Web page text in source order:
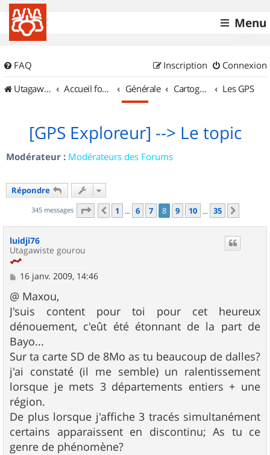
Menu
FAQ Connexion
Inscription
UtagawaVTT (Randos VTT et VTTAE avec traces GPS)
Accueil forum Générale Cartographie et GPS Les GPS
[GPS Exploreur] --> Le topic
Modérateur : Modérateurs des Forums
Répondre
345 messages Page 8sur 35
Précédent
1 … 6 7 8 9 10 … 35
luidji76
Utagawiste gourou
M
s
s
a
g
e
16 janv. 2009, 14:46
@ Maxou,
J'suis content pour toi pour cet heureux
dénouement, c'eût été étonnant de la part de
Bayo...
Sur ta carte SD de 8Mo as tu beaucoup de dalles?
j'ai constaté (il me semble) un ralentissement
lorsque je mets 3 départements entiers + une
région.
De plus lorsque j'affiche 3 tracés simultanément
certains apparaissent en discontinu; As tu ce
genre de phénomène?